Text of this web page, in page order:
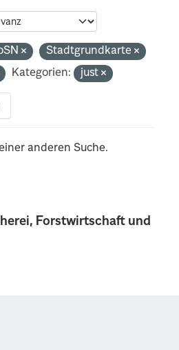
Forstwirtschaft und
Stadtgrundkarte
Kategorien: just
anderen Suche.